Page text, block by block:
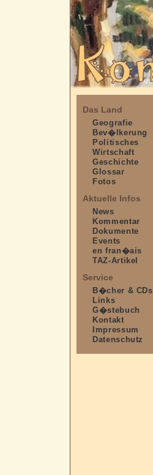
Das Land
Geografie
Bev�lkerung
Politisches
Wirtschaft
Geschichte
Glossar
Fotos
Aktuelle Infos
News
Kommentar
Dokumente
Events
en fran�ais
TAZ-Artikel
Service
B�cher & CDs
Links
G�stebuch
Kontakt
Impressum
Datenschutz